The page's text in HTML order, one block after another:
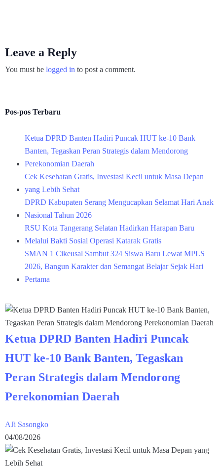
Leave a Reply
You must be logged in to post a comment.
Pos-pos Terbaru
Ketua DPRD Banten Hadiri Puncak HUT ke-10 Bank
Banten, Tegaskan Peran Strategis dalam Mendorong
Perekonomian Daerah
Cek Kesehatan Gratis, Investasi Kecil untuk Masa Depan
yang Lebih Sehat
DPRD Kabupaten Serang Mengucapkan Selamat Hari Anak
Nasional Tahun 2026
RSU Kota Tangerang Selatan Hadirkan Harapan Baru
Melalui Bakti Sosial Operasi Katarak Gratis
SMAN 1 Cikeusal Sambut 324 Siswa Baru Lewat MPLS
2026, Bangun Karakter dan Semangat Belajar Sejak Hari
Pertama
Ketua DPRD Banten Hadiri Puncak
HUT ke-10 Bank Banten, Tegaskan
Peran Strategis dalam Mendorong
Perekonomian Daerah
AJi Sasongko
04/08/2026